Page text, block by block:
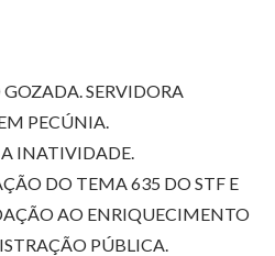
SERVIDORA
PECÚNIA.
A INATIVIDADE.
DO TEMA 635 DO STF E
AO ENRIQUECIMENTO
PÚBLICA.